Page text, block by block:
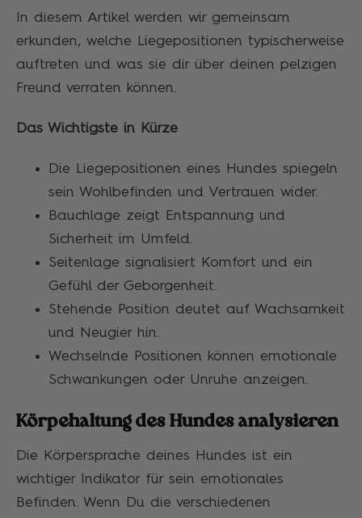
In diesem Artikel werden wir gemeinsam
erkunden, welche Liegepositionen typischerweise
auftreten und was sie dir über deinen pelzigen
Freund verraten können.
Das Wichtigste in Kürze
Die Liegepositionen eines Hundes spiegeln
sein Wohlbefinden und Vertrauen wider.
Bauchlage zeigt Entspannung und
Sicherheit im Umfeld.
Seitenlage signalisiert Komfort und ein
Gefühl der Geborgenheit.
Stehende Position deutet auf Wachsamkeit
und Neugier hin.
Wechselnde Positionen können emotionale
Schwankungen oder Unruhe anzeigen.
Körpehaltung des Hundes analysieren
Die Körpersprache deines Hundes ist ein
wichtiger Indikator für sein emotionales
Befinden. Wenn Du die verschiedenen